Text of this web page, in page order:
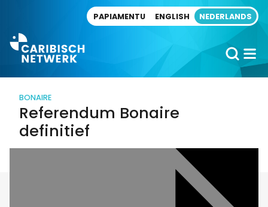
PAPIAMENTU ENGLISH NEDERLANDS
BONAIRE
Referendum Bonaire
definitief